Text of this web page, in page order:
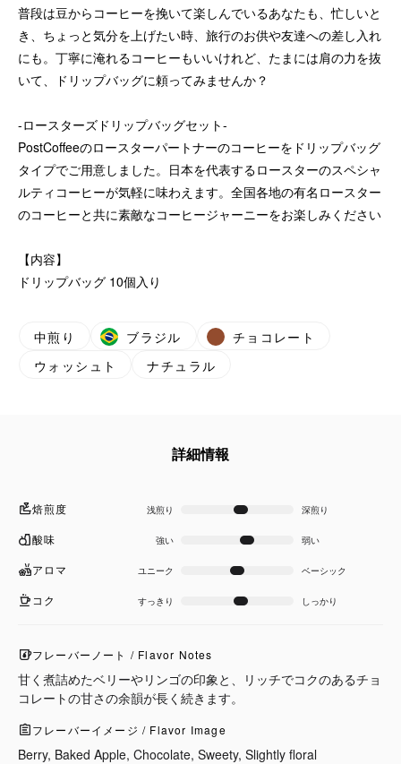
普段は豆からコーヒーを挽いて楽しんでいるあなたも、忙しいと
き、ちょっと気分を上げたい時、旅行のお供や友達への差し入れ
にも。丁寧に淹れるコーヒーもいいけれど、たまには肩の力を抜
いて、ドリップバッグに頼ってみませんか？
-ロースターズドリップバッグセット-
PostCoffeeのロースターパートナーのコーヒーをドリップバッグ
タイプでご用意しました。日本を代表するロースターのスペシャ
ルティコーヒーが気軽に味わえます。全国各地の有名ロースター
のコーヒーと共に素敵なコーヒージャーニーをお楽しみください
【内容】
ドリップバッグ 10個入り
中煎り ブラジル
チョコレート
ウォッシュト
ナチュラル
詳細情報
焙煎度 浅煎り 深煎り
酸味 強い 弱い
アロマ ユニーク ベーシック
コク すっきり しっかり
フレーバーノート / Flavor Notes
甘く煮詰めたベリーやリンゴの印象と、リッチでコクのあるチョ
コレートの甘さの余韻が長く続きます。
フレーバーイメージ / Flavor Image
Berry, Baked Apple, Chocolate, Sweety, Slightly floral